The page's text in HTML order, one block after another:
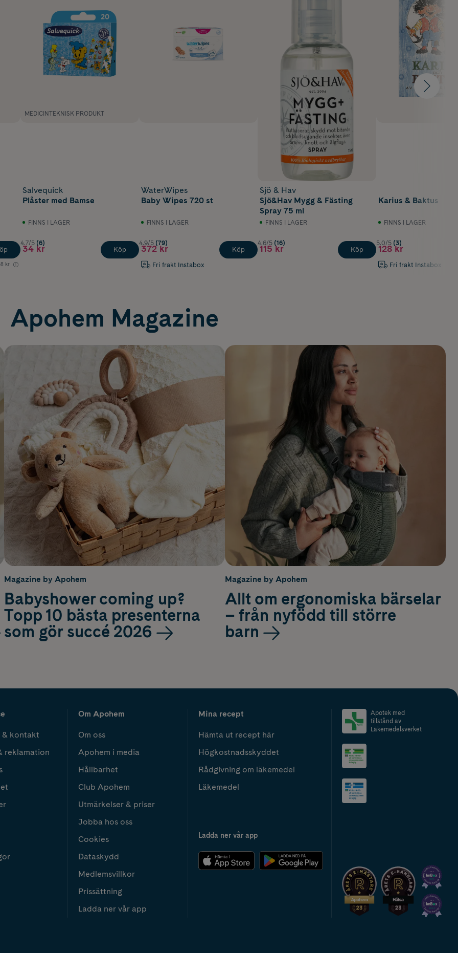
kr
MEDICINTEKNISK PRODUKT
Salvequick
Plåster med Bamse
FINNS I LAGER
4.7/5 (6)
34 kr Köp
WaterWipes
Baby Wipes 720 st
FINNS I LAGER
4.9/5 (79)
372 kr
Fri frakt Instabox
Köp
Sjö & Hav
Sjö&Hav Mygg & Fästing
Spray 75 ml
FINNS I LAGER
4.6/5 (16)
115 kr Köp
Karius & Baktus
FINNS I LAGER
5.0/5 (3)
128 kr
Fri frakt Instabox
Apohem Magazine
Magazine by Apohem
Babyshower coming up?
Topp 10 bästa presenterna
som gör succé 2026
Magazine by Apohem
Allt om ergonomiska bärselar
– från nyfödd till större
barn
& kontakt
reklamation
Om Apohem
Om oss
Apohem i media
Hållbarhet
Club Apohem
Utmärkelser & priser
Jobba hos oss
Cookies
Dataskydd
Medlemsvillkor
Prissättning
Ladda ner vår app
Mina recept
Hämta ut recept här
Högkostnadsskyddet
Rådgivning om läkemedel
Läkemedel
Ladda ner vår app
Apotek med
tillstånd av
Läkemedelsverket
2024